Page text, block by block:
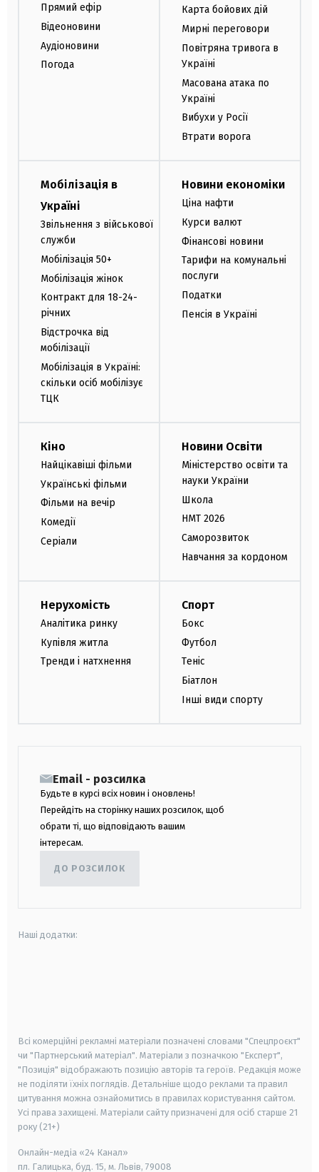
Прямий ефір
Відеоновини
Аудіоновини
Погода
Карта бойових дій
Мирні переговори
Повітряна тривога в
Україні
Масована атака по
Україні
Вибухи у Росії
Втрати ворога
Мобілізація в
Україні
Звільнення з військової
служби
Мобілізація 50+
Мобілізація жінок
Контракт для 18-24-
річних
Відстрочка від
мобілізації
Мобілізація в Україні:
скільки осіб мобілізує
ТЦК
Новини економіки
Ціна нафти
Курси валют
Фінансові новини
Тарифи на комунальні
послуги
Податки
Пенсія в Україні
Кіно
Найцікавіші фільми
Українські фільми
Фільми на вечір
Комедії
Серіали
Новини Освіти
Міністерство освіти та
науки України
Школа
НМТ 2026
Саморозвиток
Навчання за кордоном
Нерухомість
Аналітика ринку
Купівля житла
Тренди і натхнення
Спорт
Бокс
Футбол
Теніс
Біатлон
Інші види спорту
Email - розсилка
Будьте в курсі всіх новин і оновлень!
Перейдіть на сторінку наших розсилок, щоб
обрати ті, що відповідають вашим
інтересам.
ДО РОЗСИЛОК
Наші додатки:
Всі комерційні рекламні матеріали позначені словами "Спецпроєкт"
чи "Партнерський матеріал". Матеріали з позначкою "Експерт",
"Позиція" відображають позицію авторів та героїв. Редакція може
не поділяти їхніх поглядів. Детальніше щодо реклами та правил
цитування можна ознайомитись в правилах користування сайтом.
Усі права захищені. Матеріали сайту призначені для осіб старше 21
року (21+)
Онлайн-медіа «24 Канал»
пл. Галицька, буд. 15, м. Львів, 79008